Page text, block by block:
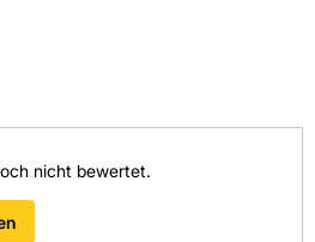
nicht bewertet.